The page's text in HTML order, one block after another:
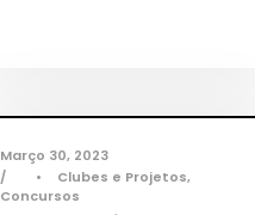
Março 30, 2023
•
Clubes e Projetos,
Concursos